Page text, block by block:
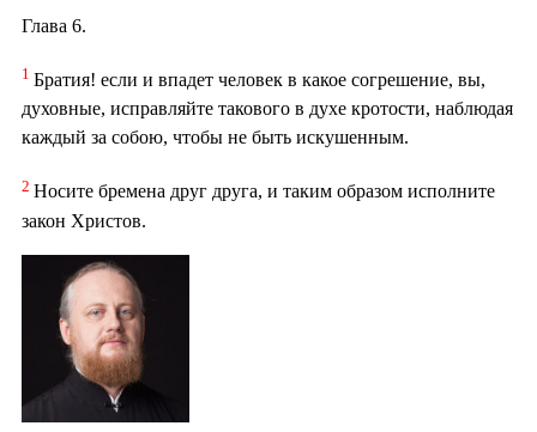
Глава 6.
1 Братия! если и впадет человек в какое согрешение, вы,
духовные, исправляйте такового в духе кротости, наблюдая
каждый за собою, чтобы не быть искушенным.
2 Носите бремена друг друга, и таким образом исполните
закон Христов.